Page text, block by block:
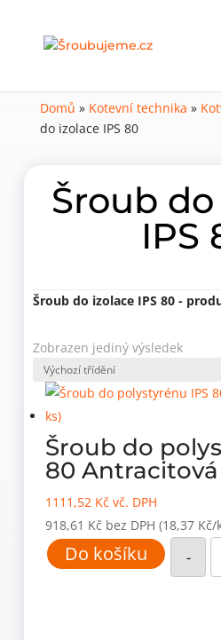
Domů » Kotevní technika »
do izolace IPS 80
Šroub
IPS
Šroub do izolace IPS 80 -
Zobrazen jediný výsledek
Šroub do
80 Antracitová
1111,52 Kč vč. DPH
918,61 Kč bez DPH (18,37 Kč/
Do košíku -